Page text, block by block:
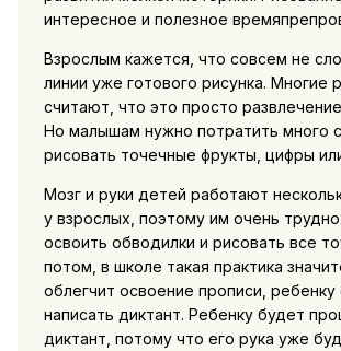
интересное и полезное
Взрослым кажется, что совсем не
линии уже готового рисунка. Многие
считают, что это просто
Но малышам нужно потратить много
рисовать точечные фрукты, цифры
Мозг и руки детей работают
у взрослых, поэтому им очень
освоить обводилки и рисовать все
потом, в школе такая практика
облегчит освоение прописи,
написать диктант. Ребенку будет
диктант, потому что его рука уже